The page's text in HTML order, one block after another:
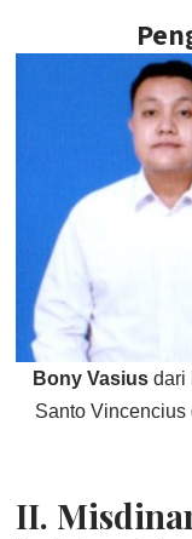
Bony Vasius dari
Santo Vincencius
II.